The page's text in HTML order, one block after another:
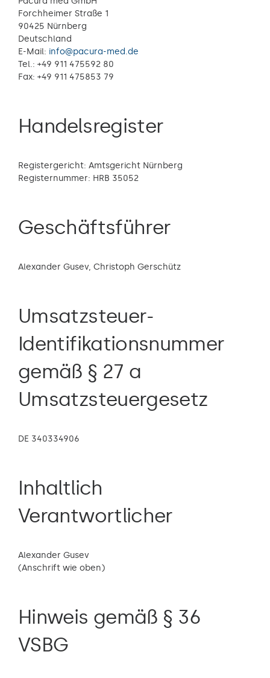
Forchheimer Straße 1
90425 Nürnberg
Deutschland
E-Mail: info@pacura-med.de
Tel.: +49 911 475592 80
Fax: +49 911 475853 79
Handelsregister
Registergericht: Amtsgericht Nürnberg
Registernummer: HRB 35052
Geschäftsführer
Alexander Gusev, Christoph Gerschütz
Umsatzsteuer-
Identifikationsnummer
gemäß § 27 a
Umsatzsteuergesetz
DE 340334906
Inhaltlich
Verantwortlicher
Alexander Gusev
(Anschrift wie oben)
Hinweis gemäß § 36
VSBG